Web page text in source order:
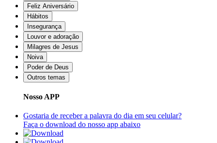
Feliz Aniversário
Hábitos
Insegurança
Louvor e adoração
Milagres de Jesus
Noiva
Poder de Deus
Outros temas
Nosso APP
Gostaria de receber a palavra do dia em seu celular?
Faça o download do nosso app abaixo